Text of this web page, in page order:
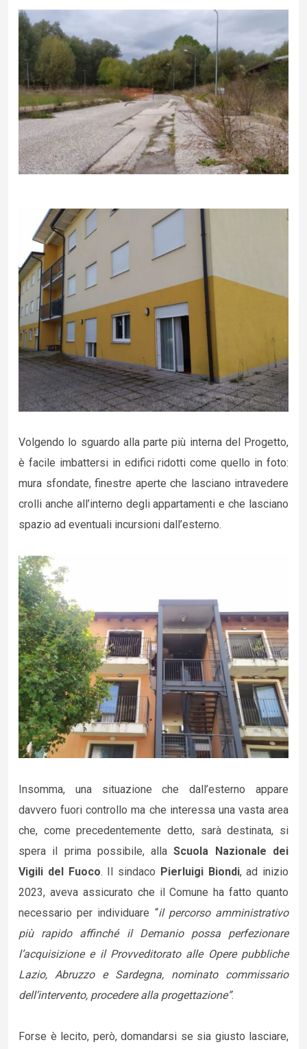
Volgendo lo sguardo alla parte più interna del Progetto,
è facile imbattersi in edifici ridotti come quello in foto:
mura sfondate, finestre aperte che lasciano intravedere
crolli anche all’interno degli appartamenti e che lasciano
spazio ad eventuali incursioni dall’esterno.
Insomma, una situazione che dall’esterno appare
davvero fuori controllo ma che interessa una vasta area
che, come precedentemente detto, sarà destinata, si
spera il prima possibile, allaScuola Nazionale dei
Vigili del Fuoco. Il sindaco Pierluigi Biondi, ad inizio
2023, aveva assicurato che il Comune ha fatto quanto
necessario per individuare “il percorso amministrativo
più rapido affinché il Demanio possa perfezionare
l’acquisizione e il Provveditorato alle Opere pubbliche
Lazio, Abruzzo e Sardegna, nominato commissario
dell’intervento, procedere alla progettazione”.
Forse è lecito, però, domandarsi se sia giusto lasciare,